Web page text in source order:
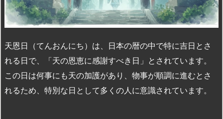
天恩日（てんおんにち）は、日本の暦の中で特に吉日とさ
れる日で、「天の恩恵に感謝すべき日」とされています。
この日は何事にも天の加護があり、物事が順調に進むとさ
れるため、特別な日として多くの人に意識されています。